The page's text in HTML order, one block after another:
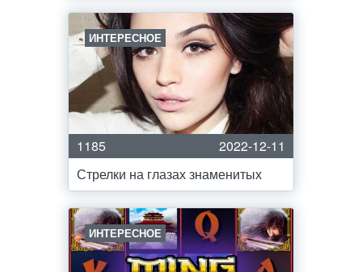
ИНТЕРЕСНОЕ
1185
2022-12-11
Стрелки на глазах знаменитых
ИНТЕРЕСНОЕ